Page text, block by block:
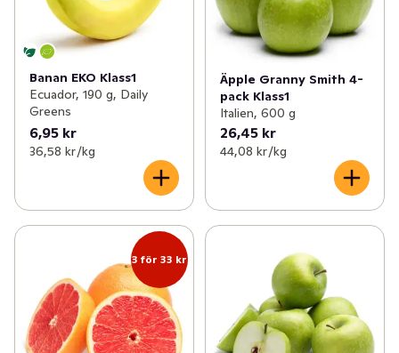
Banan EKO Klass1
Ecuador, 190 g, Daily
Greens
6,95 kr
36,58 kr /kg
Äpple Granny Smith 4-
pack Klass1
Italien, 600 g
26,45 kr
44,08 kr /kg
3 för 33 kr